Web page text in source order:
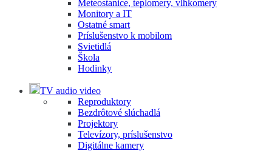
Meteostanice, teplomery, vlhkomery
Monitory a IT
Ostatné smart
Príslušenstvo k mobilom
Svietidlá
Škola
Hodinky
TV audio video
Reproduktory
Bezdrôtové slúchadlá
Projektory
Televízory, príslušenstvo
Digitálne kamery